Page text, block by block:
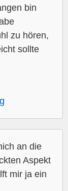
bin
zu hören,
sollte
an die
Aspekt
mir ja ein